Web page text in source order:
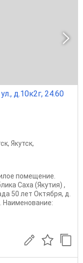
д.10к2г, 24.60
, Якутск,
помещение.
Саха (Якутия) ,
50 лет Октября, д.
Наименование: